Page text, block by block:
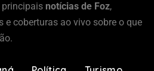
notícias de Foz,
e coberturas ao vivo sobre o que